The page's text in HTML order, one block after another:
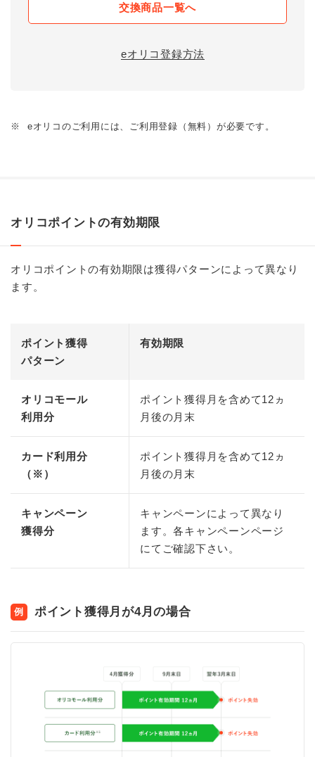
交換商品一覧へ
eオリコ登録方法
※ eオリコのご利用には、ご利用登録（無料）が必要です。
オリコポイントの有効期限
オリコポイントの有効期限は獲得パターンによって異なり
ます。
ポイント獲得
パターン
有効期限
オリコモール
利用分
ポイント獲得月を含めて12ヵ
月後の月末
カード利用分
（※）
ポイント獲得月を含めて12ヵ
月後の月末
キャンペーン
獲得分
キャンペーンによって異なり
ます。各キャンペーンページ
にてご確認下さい。
例 ポイント獲得月が4月の場合